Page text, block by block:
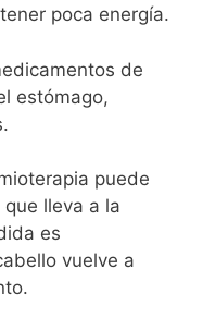
poca energía.
de
estómago,
puede
lleva a la
es
vuelve a